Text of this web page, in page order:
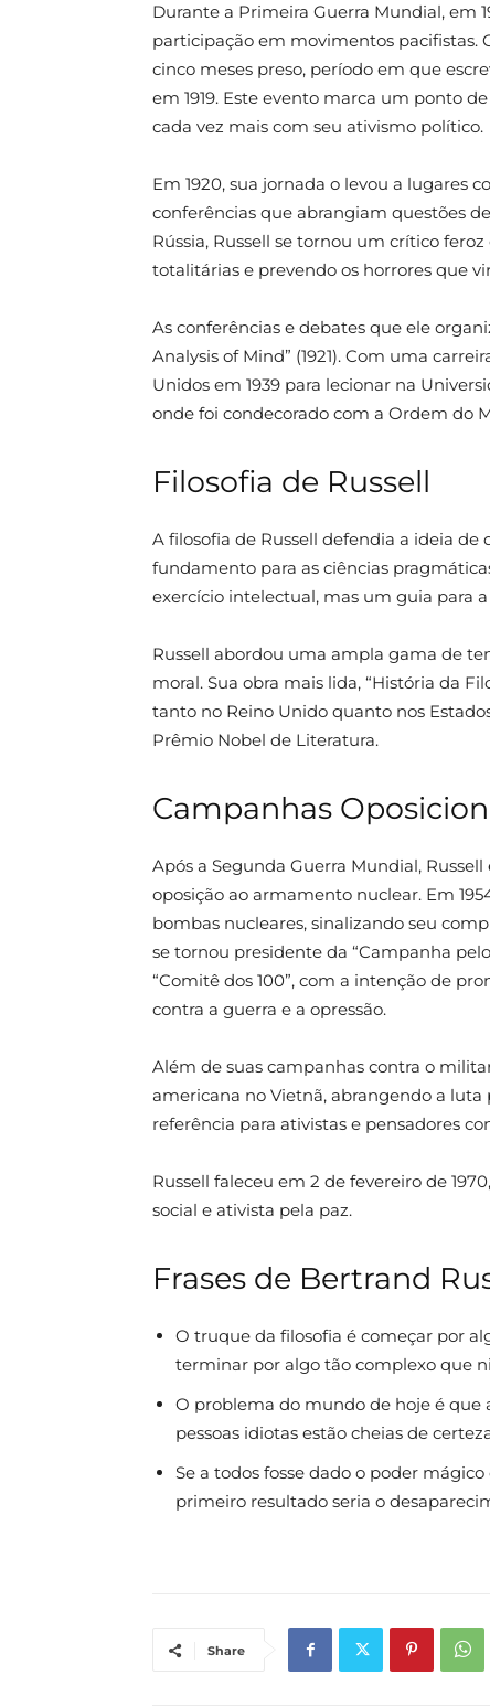
Durante a Primeira Guerra Mundial, em
participação em movimentos pacifistas.
cinco meses preso, período em que
em 1919. Este evento marca um ponto
cada vez mais com seu ativismo político.
Em 1920, sua jornada o levou a lugares
conferências que abrangiam questões
Rússia, Russell se tornou um crítico
totalitárias e prevendo os horrores que
As conferências e debates que ele
Analysis of Mind” (1921). Com uma
Unidos em 1939 para lecionar na
onde foi condecorado com a Ordem do
Filosofia de Russell
A filosofia de Russell defendia a ideia
fundamento para as ciências
exercício intelectual, mas um guia para
Russell abordou uma ampla gama de
moral. Sua obra mais lida, “História da
tanto no Reino Unido quanto nos
Prêmio Nobel de Literatura.
Campanhas
Após a Segunda Guerra Mundial,
oposição ao armamento nuclear. Em
bombas nucleares, sinalizando seu
se tornou presidente da “Campanha
“Comitê dos 100”, com a intenção de
contra a guerra e a opressão.
Além de suas campanhas contra o
americana no Vietnã, abrangendo a luta
referência para ativistas e pensadores
Russell faleceu em 2 de fevereiro de
social e ativista pela paz.
Frases de Bertrand
O truque da filosofia é começar por
terminar por algo tão complexo que
O problema do mundo de hoje é que
pessoas idiotas estão cheias de
Se a todos fosse dado o poder
primeiro resultado seria o
Share